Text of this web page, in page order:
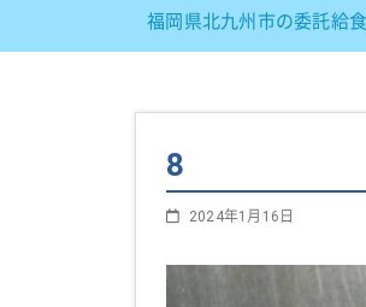
福岡県北九州市の委託給
8
2024年1月16日